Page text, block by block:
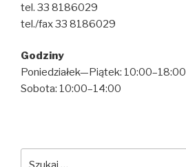
tel. 33 8186029
tel./fax 33 8186029
Godziny
Poniedziałek—Piątek: 10:00–18:00
Sobota: 10:00–14:00